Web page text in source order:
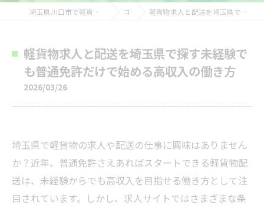
埼玉県川口市で軽貨物の求人なら株式会社MTトランスポート コラム 軽貨物求人と配送を埼玉県で探す未経験でも普通免許だけで始める高収入の働き方
軽貨物求人と配送を埼玉県で探す未経験で
も普通免許だけで始める高収入の働き方
2026/03/26
埼玉県で軽貨物の求人や配送の仕事に興味はありません
か？近年、普通免許さえあればスタートできる軽貨物配
送は、未経験からでも高収入を目指せる働き方として注
目されています。しかし、求人サイトではさまざまな条